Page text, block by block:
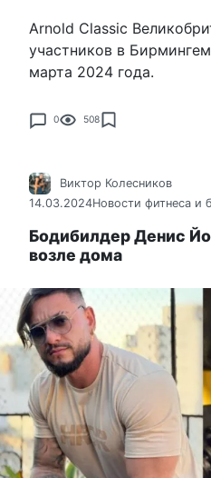
Arnold Classic
участников в
марта 2024 года.
0 508
Виктор Колесников
14.03.2024Новости фитнеса и
Бодибилдер Денис
возле дома